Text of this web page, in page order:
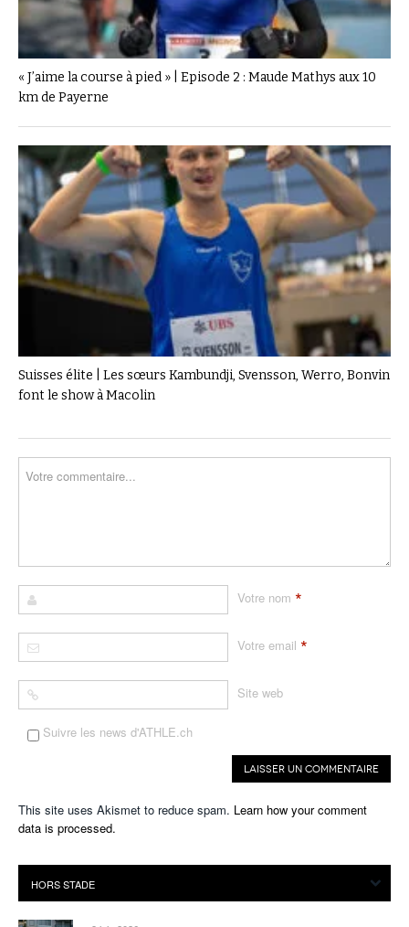
« J’aime la course à pied » | Episode 2 : Maude Mathys aux 10
km de Payerne
Suisses élite | Les sœurs Kambundji, Svensson, Werro, Bonvin
font le show à Macolin
Votre nom *
Votre email *
Site web
Suivre les news d'ATHLE.ch
This site uses Akismet to reduce spam. Learn how your comment
data is processed.